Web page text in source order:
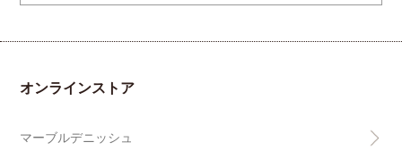
オンラインストア
マーブルデニッシュ